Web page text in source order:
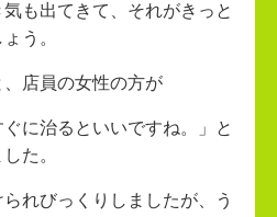
も出てきて、それがきっと
う。
店員の女性の方が
ぐに治るといいですね。」と
た。
れびっくりしましたが、う